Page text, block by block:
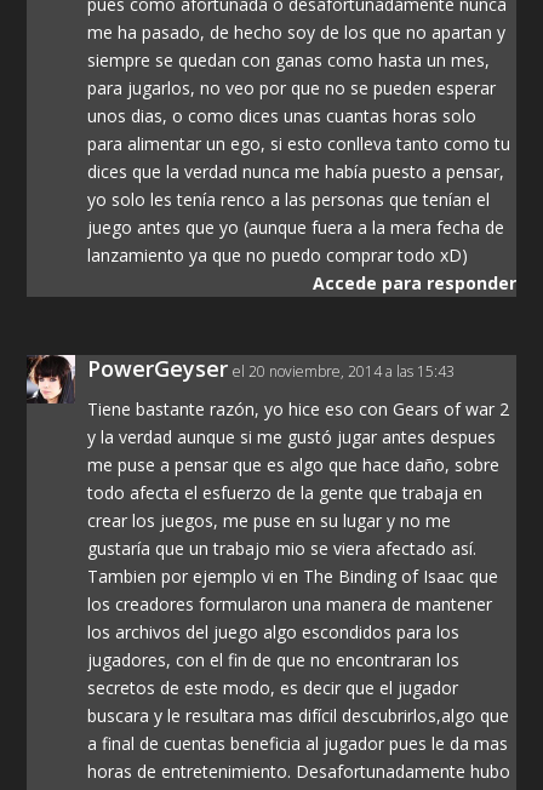
me ha pasado, de hecho soy de los que no apartan y
siempre se quedan con ganas como hasta un mes,
para jugarlos, no veo por que no se pueden esperar
unos dias, o como dices unas cuantas horas solo
para alimentar un ego, si esto conlleva tanto como tu
dices que la verdad nunca me había puesto a pensar,
yo solo les tenía renco a las personas que tenían el
juego antes que yo (aunque fuera a la mera fecha de
lanzamiento ya que no puedo comprar todo xD)
Accede para responder
PowerGeyser el 20 noviembre, 2014 a las 15:43
Tiene bastante razón, yo hice eso con Gears of war 2
y la verdad aunque si me gustó jugar antes despues
me puse a pensar que es algo que hace daño, sobre
todo afecta el esfuerzo de la gente que trabaja en
crear los juegos, me puse en su lugar y no me
gustaría que un trabajo mio se viera afectado así.
Tambien por ejemplo vi en The Binding of Isaac que
los creadores formularon una manera de mantener
los archivos del juego algo escondidos para los
jugadores, con el fin de que no encontraran los
secretos de este modo, es decir que el jugador
buscara y le resultara mas difícil descubrirlos,algo que
a final de cuentas beneficia al jugador pues le da mas
horas de entretenimiento. Desafortunadamente hubo